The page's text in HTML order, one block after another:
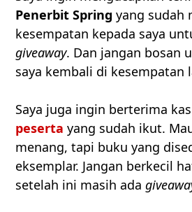
Penerbit Spring yang sudah
kesempatan kepada saya
giveaway. Dan jangan bosan
saya kembali di kesempatan
Saya juga ingin berterima
peserta yang sudah ikut.
menang, tapi buku yang
eksemplar. Jangan berkecil
setelah ini masih ada